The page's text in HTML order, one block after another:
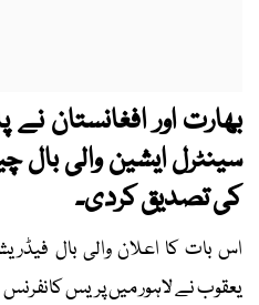
بھارت اور افغانستان
سینٹرل ایشین والی
کی تصدیق کردی۔
اس بات کا اعلان والی بال
یعقوب نے لاہور میں پریس